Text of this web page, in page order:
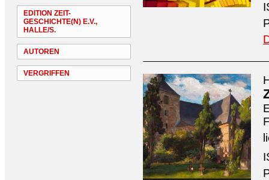
EDITION ZEIT-
GESCHICHTE(N) E.V.,
HALLE/S.
AUTOREN
VERGRIFFEN